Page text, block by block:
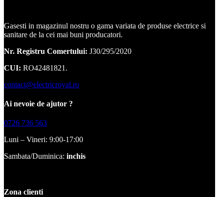
Gasesti in magazinul nostru o gama variata de produse electrice si
sanitare de la cei mai buni producatori.
Nr. Registru Comertului: J30/295/2020
CUI: RO42481821.
contact@electricroyal.ro
Ai nevoie de ajutor ?
0726 736 563
Luni – Vineri: 9:00-17:00
Sambata/Duminica: inchis
Zona clienti